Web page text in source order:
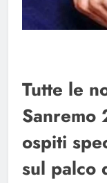
Tutte le
Sanremo
ospiti
sul palco